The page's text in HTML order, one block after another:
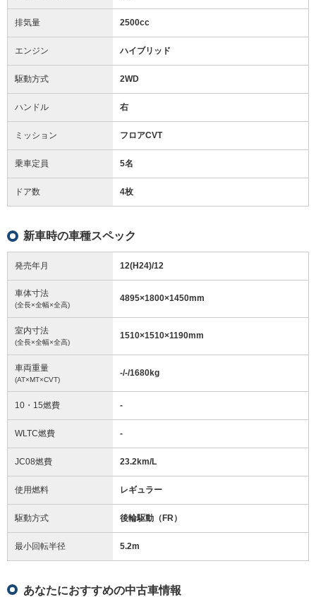
排気量 2500cc
エンジン ハイブリッド
駆動方式 2WD
ハンドル 右
ミッション フロアCVT
乗車定員 5名
ドア数 4枚
新車時の車種スペック
発売年月 12(H24)/12
車体寸法
(全長×全幅×全高)
4895×1800×1450mm
室内寸法
(全長×全幅×全高)
1510×1510×1190mm
車両重量
(AT×MT×CVT)
-/-/1680kg
10・15燃費 -
WLTC燃費 -
JC08燃費 23.2km/L
使用燃料 レギュラー
駆動方式 後輪駆動（FR）
最小回転半径 5.2m
あなたにおすすめの中古車情報